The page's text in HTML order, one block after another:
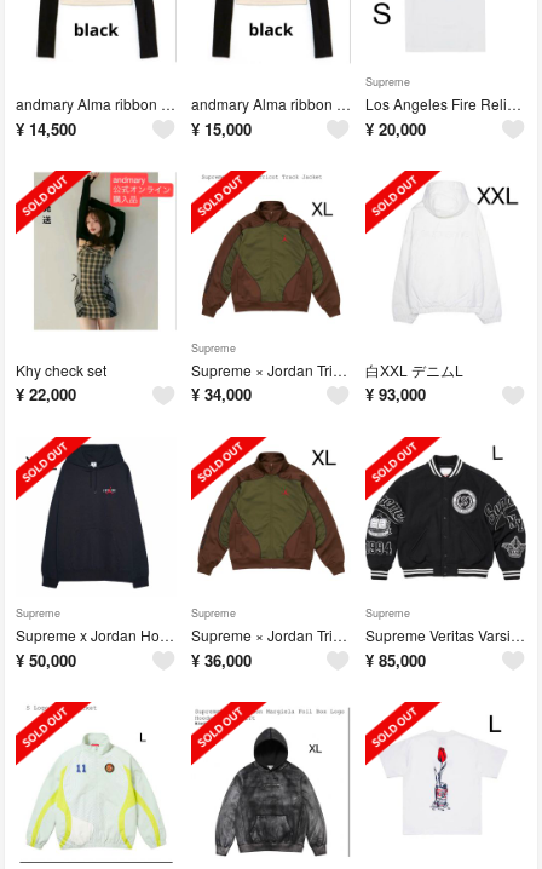
andmary Alma ribbon tops
¥ 14,500
andmary Alma ribbon tops
¥ 15,000
Supreme
Los Angeles Fire Relief Box Logo Tee
¥ 20,000
Khy check set
¥ 22,000
Supreme
Supreme × Jordan Tricot Track Jacket XL
¥ 34,000
白XXL デニムL
¥ 93,000
Supreme
Supreme x Jordan Hooded Sweatshirt
¥ 50,000
Supreme
Supreme × Jordan Tricot Track Jacket XL
¥ 36,000
Supreme
Supreme Veritas Varsity Jacket
¥ 85,000